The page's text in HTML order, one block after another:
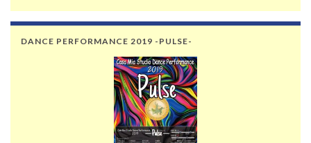
DANCE PERFORMANCE 2019 -PULSE-